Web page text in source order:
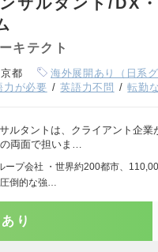
キテクト
都 海外展開あり（日系
力が必要 英語力不問 転勤
ルタントは、クライアント企業
両面で担いま…
ープ会社 ・世界約200都市、
圧倒的な強…
り